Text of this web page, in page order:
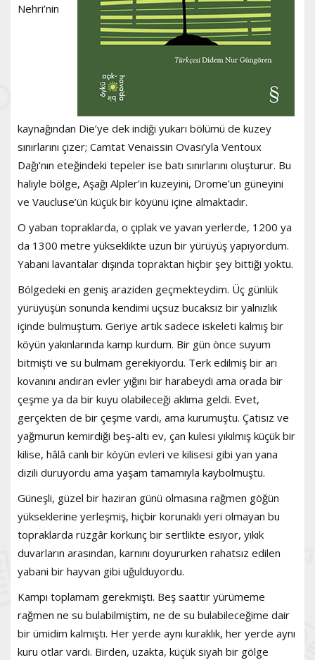
Nehri’nin
kaynağından Die’ye dek indiği yukarı bölümü de kuzey
sınırlarını çizer; Camtat Venaissin Ovası’yla Ventoux
Dağı’nın eteğindeki tepeler ise batı sınırlarını oluşturur. Bu
haliyle bölge, Aşağı Alpler’in kuzeyini, Drome’un güneyini
ve Vaucluse’ün küçük bir köyünü içine almaktadır.
O yaban topraklarda, o çıplak ve yavan yerlerde, 1200 ya
da 1300 metre yükseklikte uzun bir yürüyüş yapıyordum.
Yabani lavantalar dışında topraktan hiçbir şey bittiği yoktu.
Bölgedeki en geniş araziden geçmekteydim. Üç günlük
yürüyüşün sonunda kendimi uçsuz bucaksız bir yalnızlık
içinde bulmuştum. Geriye artık sadece iskeleti kalmış bir
köyün yakınlarında kamp kurdum. Bir gün önce suyum
bitmişti ve su bulmam gerekiyordu. Terk edilmiş bir arı
kovanını andıran evler yığını bir harabeydi ama orada bir
çeşme ya da bir kuyu olabileceği aklıma geldi. Evet,
gerçekten de bir çeşme vardı, ama kurumuştu. Çatısız ve
yağmurun kemirdiği beş-altı ev, çan kulesi yıkılmış küçük bir
kilise, hâlâ canlı bir köyün evleri ve kilisesi gibi yan yana
dizili duruyordu ama yaşam tamamıyla kaybolmuştu.
Güneşli, güzel bir haziran günü olmasına rağmen göğün
yükseklerine yerleşmiş, hiçbir korunaklı yeri olmayan bu
topraklarda rüzgâr korkunç bir sertlikte esiyor, yıkık
duvarların arasından, karnını doyururken rahatsız edilen
yabani bir hayvan gibi uğulduyordu.
Kampı toplamam gerekmişti. Beş saattir yürümeme
rağmen ne su bulabilmiştim, ne de su bulabileceğime dair
bir ümidim kalmıştı. Her yerde aynı kuraklık, her yerde aynı
kuru otlar vardı. Birden, uzakta, küçük siyah bir gölge